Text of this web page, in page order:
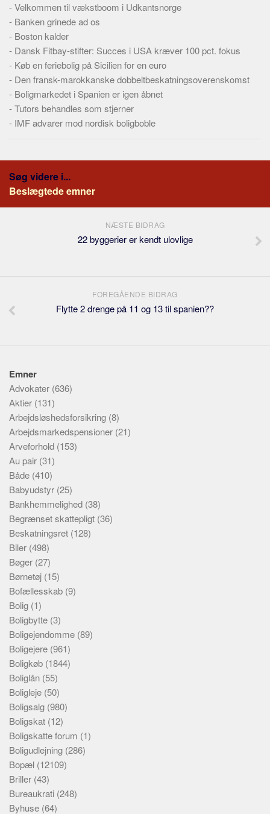
Skribenter
Personer
Steder
Kilder
Om
Webstedet
Forhistorien
Bannere
Hjælp
-Velkommen til vækstboom i Udkantsnorge
- Banken grinede ad os
- Boston kalder
- Dansk Fitbay-stifter: Succes i USA kræver 100 pct. fokus
- Køb en feriebolig på Sicilien for en euro
- Den fransk-marokkanske dobbeltbeskatningsoverenskomst
- Boligmarkedet i Spanien er igen åbnet
-Tutors behandles som stjerner
- IMF advarer mod nordisk boligboble
Søg videre i...
Beslægtede emner
NÆSTE BIDRAG
22 byggerier er kendt ulovlige
FOREGÅENDE BIDRAG
Flytte 2 drenge på 11 og 13 til spanien??
Emner
Advokater (636)
Aktier (131)
Arbejdsløshedsforsikring (8)
Arbejdsmarkedspensioner (21)
Arveforhold (153)
Au pair (31)
Både (410)
Babyudstyr (25)
Bankhemmelighed (38)
Begrænset skattepligt (36)
Beskatningsret (128)
Biler (498)
Bøger (27)
Børnetøj (15)
Bofællesskab (9)
Bolig (1)
Boligbytte (3)
Boligejendomme (89)
Boligejere (961)
Boligkøb (1844)
Boliglån (55)
Boligleje (50)
Boligsalg (980)
Boligskat (12)
Boligskatte forum (1)
Boligudlejning (286)
Bopæl (12109)
Briller (43)
Bureaukrati (248)
Byhuse (64)